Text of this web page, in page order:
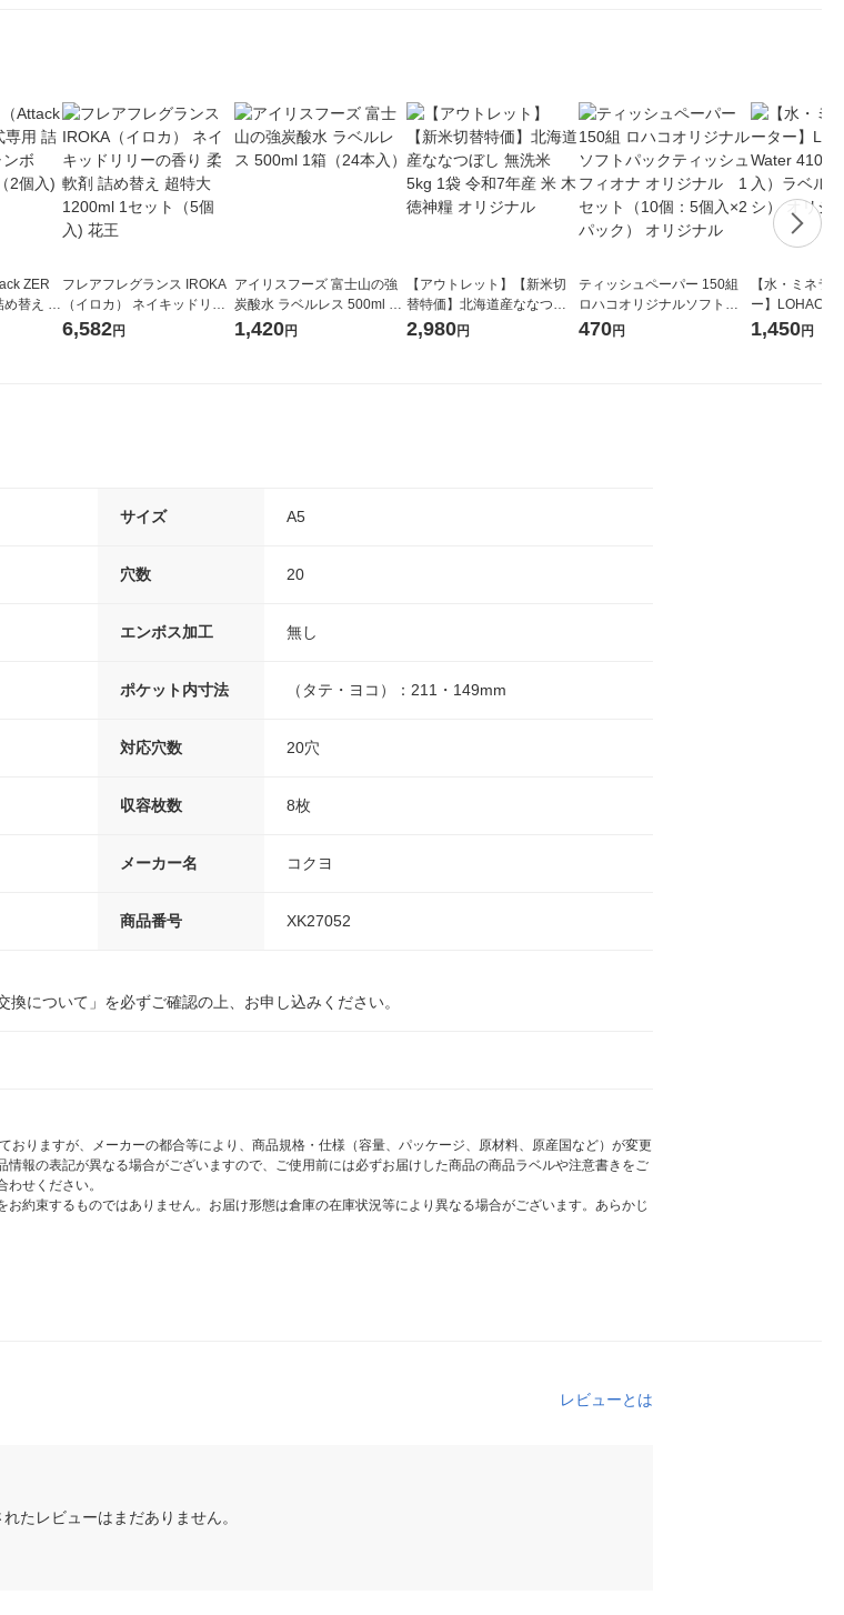
ZER
め替え メ
セット
フレアフレグランス IROKA
（イロカ） ネイキッドリリ
ーの香り 柔軟剤 詰め替え 超
6,582円
アイリスフーズ 富士山の強
炭酸水 ラベルレス 500ml 1
箱（24本入）
1,420円
【アウトレット】【新米切
替特価】北海道産ななつぼ
し 無洗米 5kg 1袋 令和7年産
2,980円
ティッシュペーパー 150組
ロハコオリジナルソフトパ
ックティッシュ フィオナ オ
470円
【水・ミネラ
ー】LOHACO
1箱（20本入
1,450円
サイズ A5
穴数 20
エンボス加工 無し
ポケット内寸法 （タテ・ヨコ）：211・149mm
対応穴数 20穴
収容枚数 8枚
メーカー名 コクヨ
商品番号 XK27052
について」を必ずご確認の上、お申し込みください。
りますが、メーカーの都合等により、商品規格・仕様（容量、パッケージ、原材料、原産国など）が変更
報の表記が異なる場合がございますので、ご使用前には必ずお届けした商品の商品ラベルや注意書きをご
せください。
約束するものではありません。お届け形態は倉庫の在庫状況等により異なる場合がございます。あらかじ
レビューとは
たレビューはまだありません。